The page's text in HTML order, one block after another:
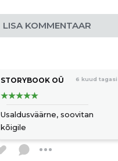
LISA KOMMENTAAR
STORYBOOK OÜ 6 kuud tagasi
Usaldusväärne, soovitan
kõigile